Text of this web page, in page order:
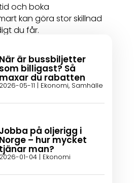
och boka
kan göra stor skillnad
du får.
När är bussbiljetter
som billigast? Så
maxar du rabatten
2026-05-11 | Ekonomi, Samhälle
Jobba på oljerigg i
Norge – hur mycket
tjänar man?
2026-01-04| Ekonomi